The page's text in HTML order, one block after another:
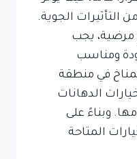
التأثيرات الجوية.
مرضية، يجب
ومناسب
في منطقة
الدهانات
وبناءً على
المتاحة